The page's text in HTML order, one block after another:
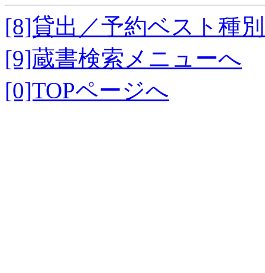
[8]貸出／予約ベスト種
[9]蔵書検索メニューへ
[0]TOPページへ